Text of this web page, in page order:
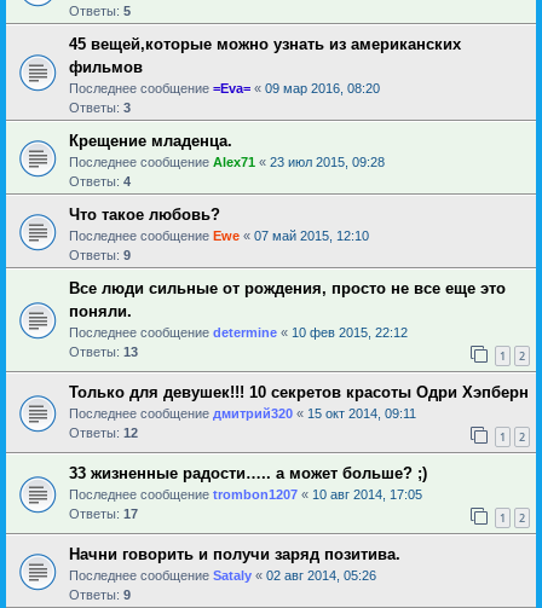
Ответы: 5
45 вещей,которые можно узнать из американских
фильмов
Последнее сообщение =Eva= « 09 мар 2016, 08:20
Ответы: 3
Крещение младенца.
Последнее сообщение Alex71 « 23 июл 2015, 09:28
Ответы: 4
Что такое любовь?
Последнее сообщение Ewe « 07 май 2015, 12:10
Ответы: 9
Все люди сильные от рождения, просто не все еще это
поняли.
Последнее сообщение determine « 10 фев 2015, 22:12
Ответы: 13 1 2
Только для девушек!!! 10 секретов красоты Одри Хэпберн
Последнее сообщение дмитрий320 « 15 окт 2014, 09:11
Ответы: 12 1 2
33 жизненные радости….. а может больше? ;)
Последнее сообщение trombon1207 « 10 авг 2014, 17:05
Ответы: 17 1 2
Начни говорить и получи заряд позитива.
Последнее сообщение Sataly « 02 авг 2014, 05:26
Ответы: 9